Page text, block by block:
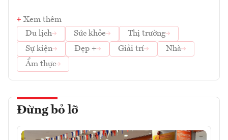
Xem thêm
Du lịch
Sức khỏe
Thị trường
Sự kiện
Đẹp + Giải trí
Nhà
Ẩm thực
Đừng bỏ lỡ